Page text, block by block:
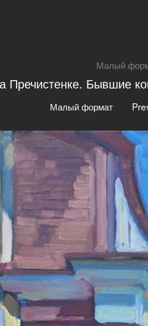
Малый
Пречистенке. Бывшие
Малый формат